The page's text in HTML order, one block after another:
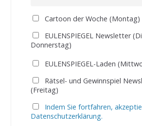
Cartoon der Woche (Montag)
EULENSPIEGEL Newsletter
Donnerstag)
EULENSPIEGEL-Laden
Rätsel- und Gewinnspiel
(Freitag)
Indem Sie fortfahren,
Datenschutzerklärung.